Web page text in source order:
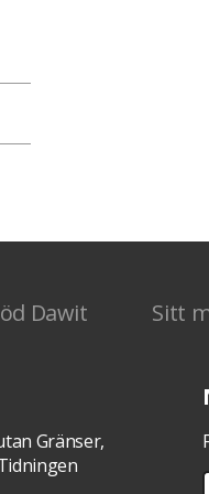
Dawit Sitt
Gränser,